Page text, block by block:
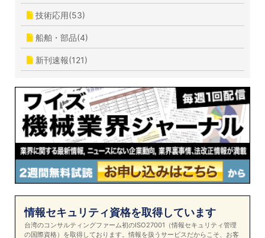
技術応用(53)
船舶・部品(4)
新刊速報(121)
情報セキュリティ資格を取得しています
台湾のコンサルティングファーム初のISO27001（情報セキュリティ管理
の国際資格）を取得しております。情報を扱うサービスだからこそ、お客